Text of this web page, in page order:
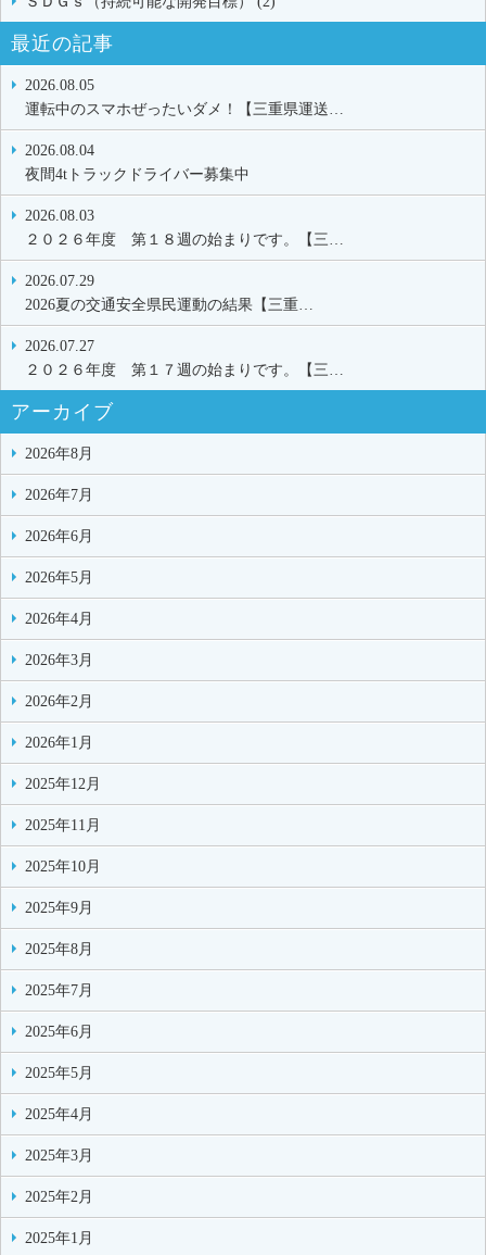
最近の記事
2026.08.05
運転中のスマホぜったいダメ！【三重県運送…
2026.08.04
夜間4tトラックドライバー募集中
2026.08.03
２０２６年度 第１８週の始まりです。【三…
2026.07.29
2026夏の交通安全県民運動の結果【三重…
2026.07.27
２０２６年度 第１７週の始まりです。【三…
アーカイブ
2026年8月
2026年7月
2026年6月
2026年5月
2026年4月
2026年3月
2026年2月
2026年1月
2025年12月
2025年11月
2025年10月
2025年9月
2025年8月
2025年7月
2025年6月
2025年5月
2025年4月
2025年3月
2025年2月
2025年1月